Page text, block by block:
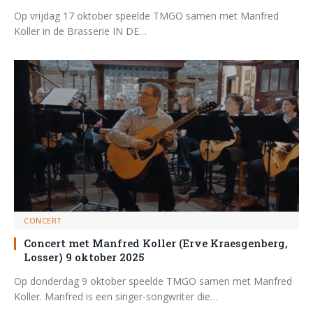
Op vrijdag 17 oktober speelde TMGO samen met Manfred
Koller in de Brasserie IN DE…
CONCERT
Concert met Manfred Koller (Erve Kraesgenberg,
Losser) 9 oktober 2025
Op donderdag 9 oktober speelde TMGO samen met Manfred
Koller. Manfred is een singer-songwriter die…